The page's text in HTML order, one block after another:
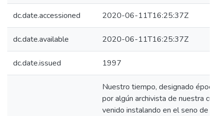
dc.date.accessioned 2020-06-11T16:25:37Z
dc.date.available 2020-06-11T16:25:37Z
dc.date.issued 1997
Nuestro tiempo, designado
por algún archivista de nuestra
venido instalando en el seno de